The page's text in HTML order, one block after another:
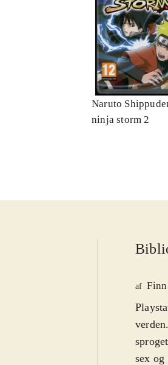
Naruto
ninja storm 2
af
sex og